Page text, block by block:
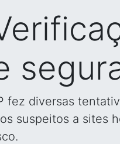
fez diversas
suspeitos a sites